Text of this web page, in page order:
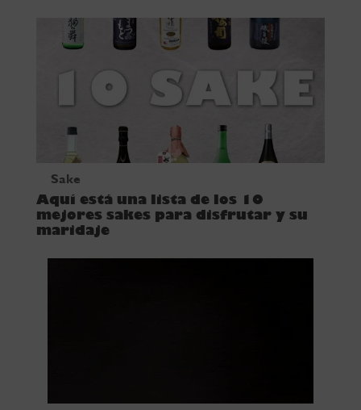
Sake
Aquí está una lista de los 10
mejores sakes para disfrutar y su
maridaje